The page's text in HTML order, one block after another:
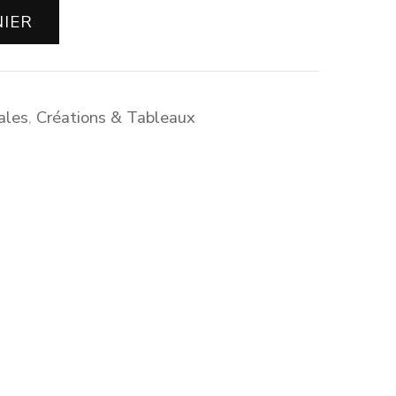
, Créations & Tableaux